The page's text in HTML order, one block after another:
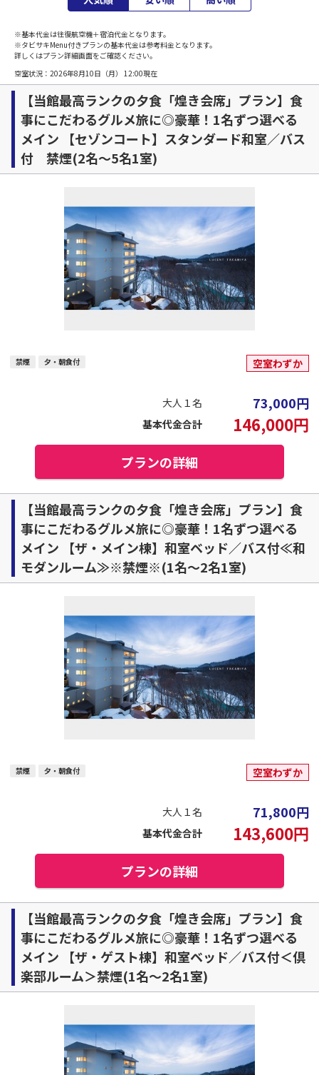
※基本代金は往復航空機＋宿泊代金となります。
※タビサキMenu付きプランの基本代金は参考料金となります。
詳しくはプラン詳細画面をご確認ください。
空室状況： 2026年8月10日（月） 12:00現在
【当館最高ランクの夕食「煌き会席」プラン】食
事にこだわるグルメ旅に◎豪華！1名ずつ選べる
メイン 【セゾンコート】スタンダード和室／バス
付 禁煙(2名～5名1室)
禁煙 夕・朝食付 空室わずか
大人１名 73,000円
基本代金合計 146,000円
プランの詳細
【当館最高ランクの夕食「煌き会席」プラン】食
事にこだわるグルメ旅に◎豪華！1名ずつ選べる
メイン 【ザ・メイン棟】和室ベッド／バス付≪和
モダンルーム≫※禁煙※(1名～2名1室)
禁煙 夕・朝食付 空室わずか
大人１名 71,800円
基本代金合計 143,600円
プランの詳細
【当館最高ランクの夕食「煌き会席」プラン】食
事にこだわるグルメ旅に◎豪華！1名ずつ選べる
メイン 【ザ・ゲスト棟】和室ベッド／バス付＜倶
楽部ルーム＞禁煙(1名～2名1室)